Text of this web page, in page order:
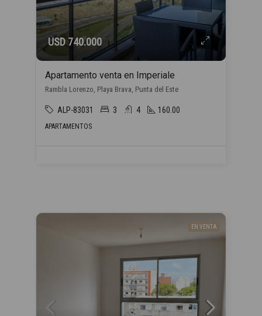
USD 740.000
Apartamento venta en Imperiale
Rambla Lorenzo, Playa Brava, Punta del Este
ALP-83031 3 4 160.00
APARTAMENTOS
EN VENTA